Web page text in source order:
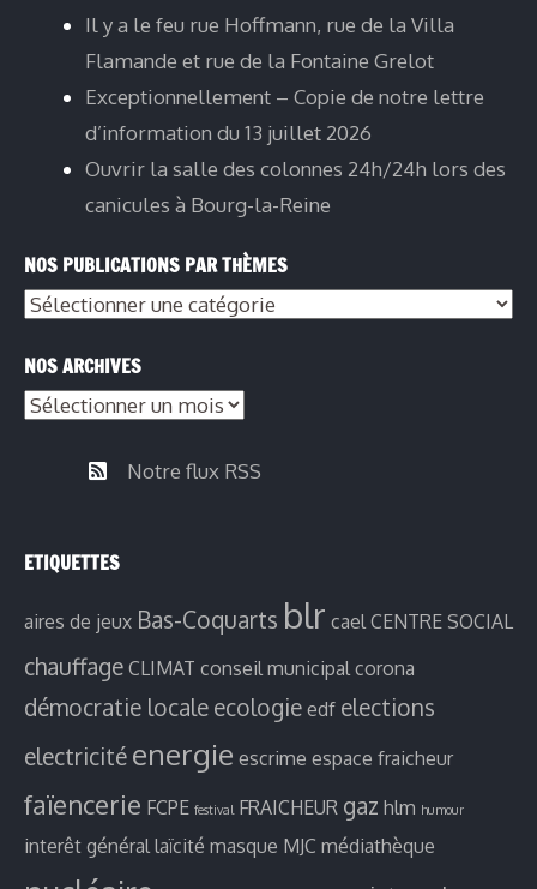
Il y a le feu rue Hoffmann, rue de la Villa
Flamande et rue de la Fontaine Grelot
Exceptionnellement – Copie de notre lettre
d’information du 13 juillet 2026
Ouvrir la salle des colonnes 24h/24h lors des
canicules à Bourg-la-Reine
NOS PUBLICATIONS PAR THÈMES
NOS ARCHIVES
Notre flux RSS
ETIQUETTES
aires de jeux Bas-Coquarts blr cael CENTRE SOCIAL
chauffage CLIMAT conseil municipal corona
démocratie locale ecologie edf elections
electricité energie escrime espace fraicheur
faïencerie FCPE festival FRAICHEUR gaz hlm humour
interêt général laïcité masque MJC médiathèque